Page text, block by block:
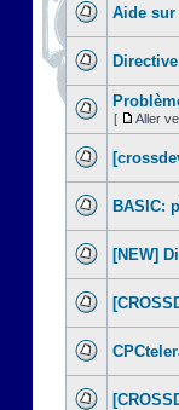
Aide sur
[ Aller
BASIC:
[NEW]